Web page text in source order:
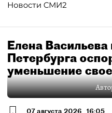
Новости СМИ2
Елена Васильева
Петербурга
уменьшение
07 августа 2026 16:05